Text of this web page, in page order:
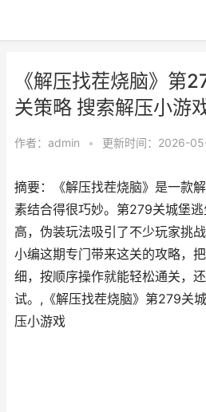
《解压找茬烧脑》第
关策略 搜索解压小游
作者： admin • 更新时间：2026-
摘要：《解压找茬烧脑》是一款
素结合得很巧妙。第279关城堡
高，伪装玩法吸引了不少玩家挑
小编这期专门带来这关的攻略，
细，按顺序操作就能轻松通关，
试。,《解压找茬烧脑》第279关
压小游戏